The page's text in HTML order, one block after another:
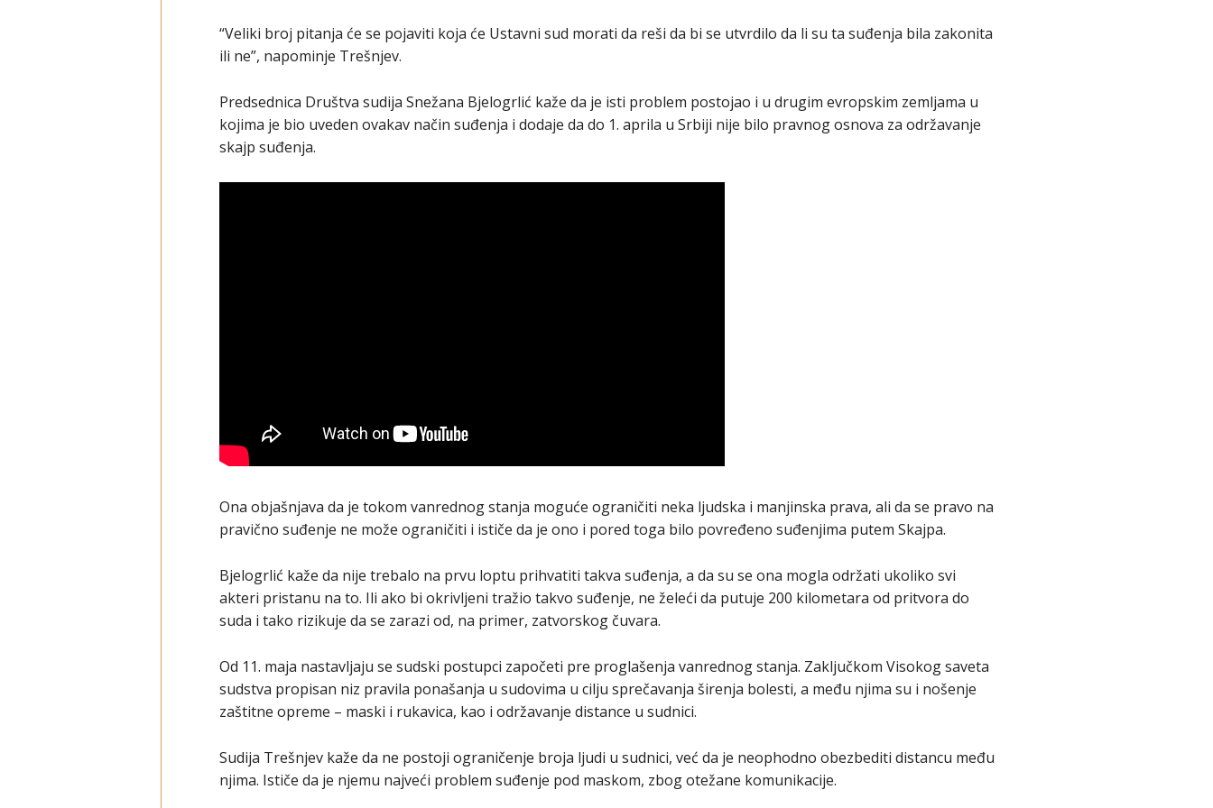
“Veliki broj pitanja će se pojaviti koja će Ustavni sud morati da reši da bi se utvrdilo da li su ta suđenja bila zakonita
ili ne”, napominje Trešnjev.
Predsednica Društva sudija Snežana Bjelogrlić kaže da je isti problem postojao i u drugim evropskim zemljama u
kojima je bio uveden ovakav način suđenja i dodaje da do 1. aprila u Srbiji nije bilo pravnog osnova za održavanje
skajp suđenja.
Ona objašnjava da je tokom vanrednog stanja moguće ograničiti neka ljudska i manjinska prava, ali da se pravo na
pravično suđenje ne može ograničiti i ističe da je ono i pored toga bilo povređeno suđenjima putem Skajpa.
Bjelogrlić kaže da nije trebalo na prvu loptu prihvatiti takva suđenja, a da su se ona mogla održati ukoliko svi
akteri pristanu na to. Ili ako bi okrivljeni tražio takvo suđenje, ne želeći da putuje 200 kilometara od pritvora do
suda i tako rizikuje da se zarazi od, na primer, zatvorskog čuvara.
Od 11. maja nastavljaju se sudski postupci započeti pre proglašenja vanrednog stanja. Zaključkom Visokog saveta
sudstva propisan niz pravila ponašanja u sudovima u cilju sprečavanja širenja bolesti, a među njima su i nošenje
zaštitne opreme – maski i rukavica, kao i održavanje distance u sudnici.
Sudija Trešnjev kaže da ne postoji ograničenje broja ljudi u sudnici, već da je neophodno obezbediti distancu među
njima. Ističe da je njemu najveći problem suđenje pod maskom, zbog otežane komunikacije.